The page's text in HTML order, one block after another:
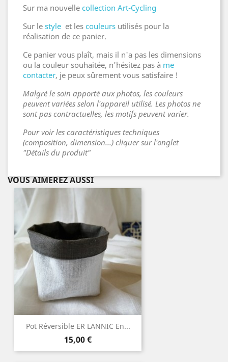
Sur ma nouvelle collection Art-Cycling
Sur le style et les couleurs utilisés pour la
réalisation de ce panier.
Ce panier vous plaît, mais il n'a pas les dimensions
ou la couleur souhaitée, n'hésitez pas à me
contacter, je peux sûrement vous satisfaire !
Malgré le soin apporté aux photos, les couleurs
peuvent variées selon l'appareil utilisé. Les photos ne
sont pas contractuelles, les motifs peuvent varier.
Pour voir les caractéristiques techniques
(composition, dimension...) cliquer sur l'onglet
"Détails du produit"
VOUS AIMEREZ AUSSI
Pot Réversible ER LANNIC En...
Prix
15,00 €